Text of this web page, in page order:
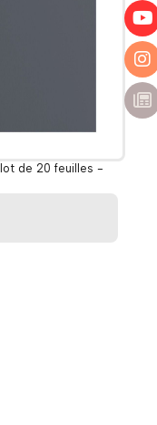
de 20 feuilles -